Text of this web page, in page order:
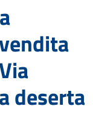
deserta